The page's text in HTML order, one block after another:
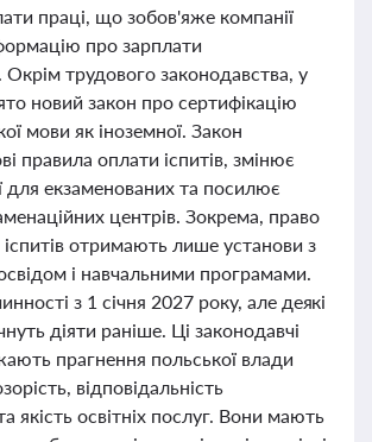
праці, що зобов'яже компанії
про зарплати
Окрім трудового законодавства, у
новий закон про сертифікацію
мови як іноземної. Закон
правила оплати іспитів, змінює
для екзаменованих та посилює
центрів. Зокрема, право
отримають лише установи з
і навчальними програмами.
з 1 січня 2027 року, але деякі
діяти раніше. Ці законодавчі
прагнення польської влади
відповідальність
якість освітніх послуг. Вони мають